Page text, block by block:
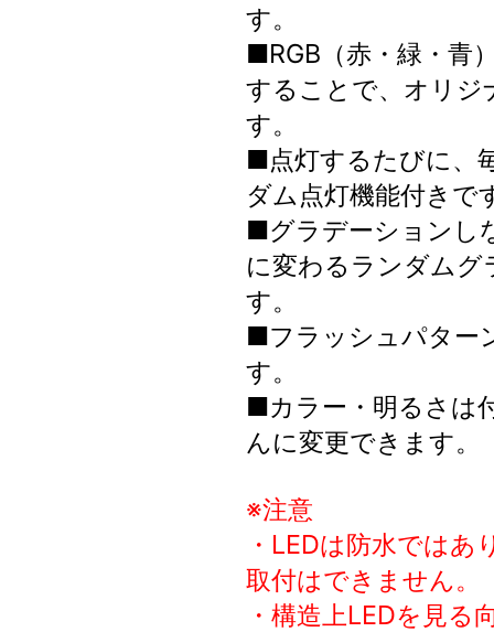
す。
■RGB（赤・緑・青
することで、オリジ
す。
■点灯するたびに、
ダム点灯機能付きで
■グラデーションし
に変わるランダムグ
す。
■フラッシュパター
す。
■カラー・明るさは
んに変更できます。
※注意
・LEDは防水では
取付はできません。
・構造上LEDを見る